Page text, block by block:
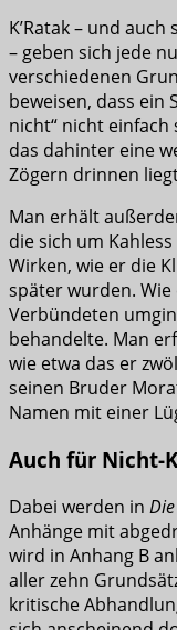
K’Ratak – und
– geben sich jede
verschiedenen
beweisen, dass ein
nicht“ nicht einfach
das dahinter eine
Zögern drinnen
Man erhält
die sich um
Wirken, wie er die
später wurden.
Verbündeten
behandelte. Man
wie etwa das er
seinen Bruder
Namen mit einer
Auch für Nicht-
Dabei werden in
Anhänge mit
wird in Anhang B
aller zehn
kritische